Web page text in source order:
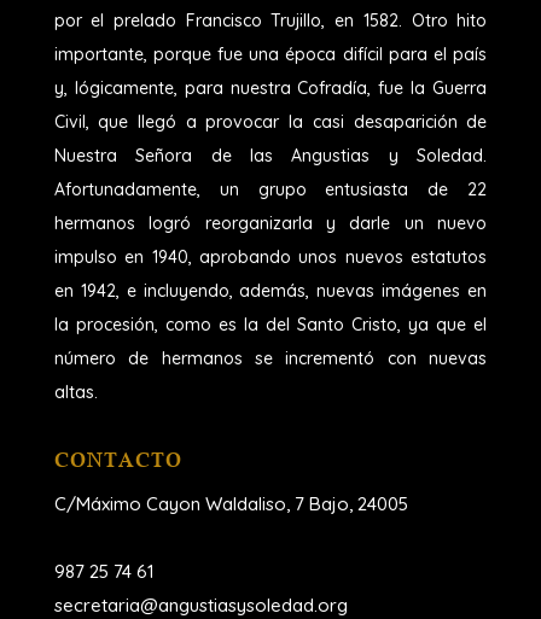
por el prelado Francisco Trujillo, en 1582. Otro hito
importante, porque fue una época difícil para el país
y, lógicamente, para nuestra Cofradía, fue la Guerra
Civil, que llegó a provocar la casi desaparición de
Nuestra Señora de las Angustias y Soledad.
Afortunadamente, un grupo entusiasta de 22
hermanos logró reorganizarla y darle un nuevo
impulso en 1940, aprobando unos nuevos estatutos
en 1942, e incluyendo, además, nuevas imágenes en
la procesión, como es la del Santo Cristo, ya que el
número de hermanos se incrementó con nuevas
altas.
CONTACTO
C/Máximo Cayon Waldaliso, 7 Bajo, 24005
987 25 74 61
secretaria@angustiasysoledad.org